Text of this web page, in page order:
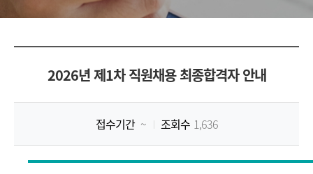
의
료
원
2026년 제1차 직원채용 최종합격자 안내
접수기간 ~ 조회수 1,636